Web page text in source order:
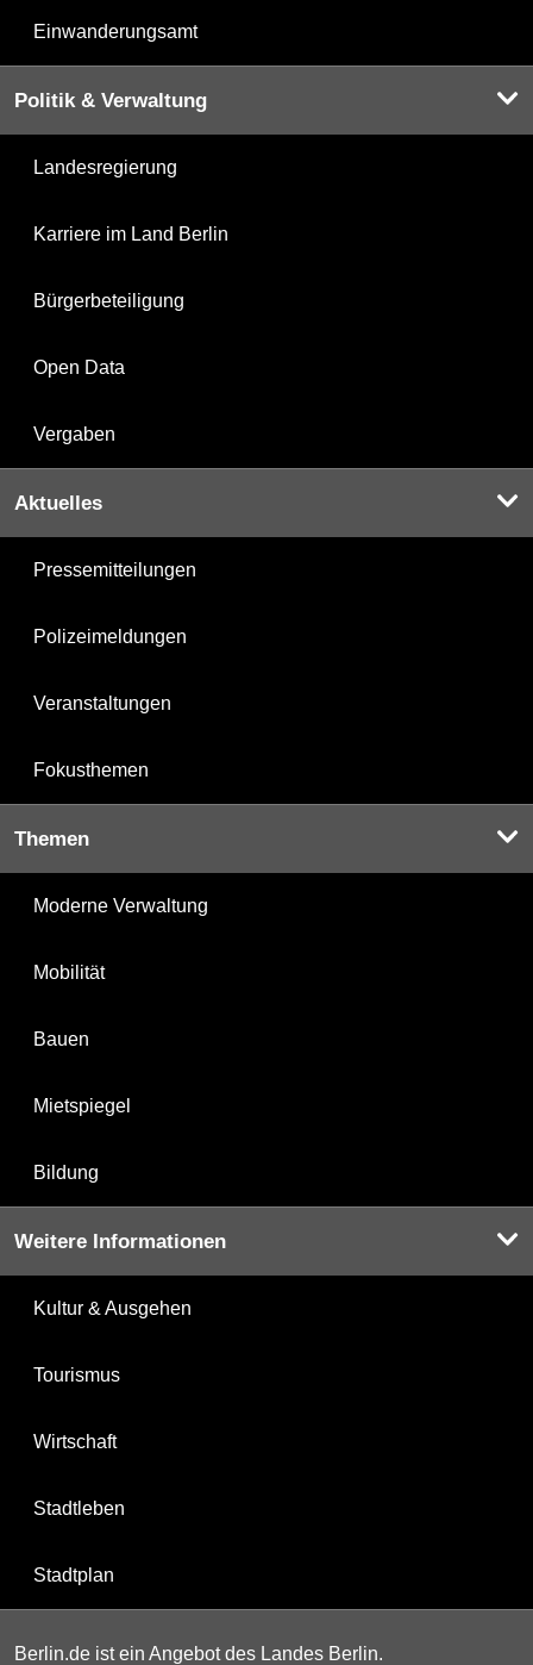
Einwanderungsamt
Politik & Verwaltung
Landesregierung
Karriere im Land Berlin
Bürgerbeteiligung
Open Data
Vergaben
Aktuelles
Pressemitteilungen
Polizeimeldungen
Veranstaltungen
Fokusthemen
Themen
Moderne Verwaltung
Mobilität
Bauen
Mietspiegel
Bildung
Weitere Informationen
Kultur & Ausgehen
Tourismus
Wirtschaft
Stadtleben
Stadtplan
Berlin.de ist ein Angebot des Landes Berlin.